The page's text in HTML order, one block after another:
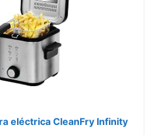
eléctrica CleanFry Infinity